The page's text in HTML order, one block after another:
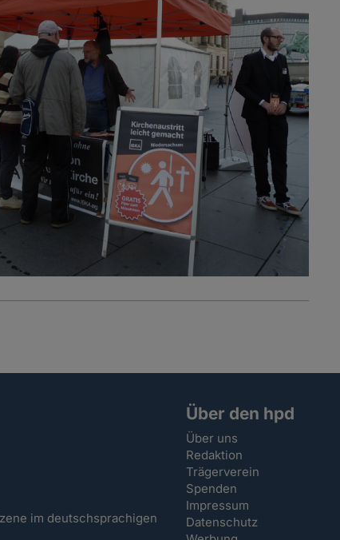
im deutschsprachigen
Über den hpd
Über uns
Redaktion
Trägerverein
Spenden
Impressum
Datenschutz